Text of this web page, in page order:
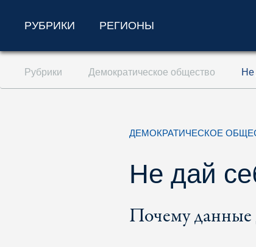
Перейти к содержанию (ключ
Перейти к поиску (ключ доступа '2')
РУБРИКИ РЕГИОНЫ
Рубрики Демократическое общество Не
ДЕМОКРАТИЧЕСКОЕ
Не дай
Почему данные